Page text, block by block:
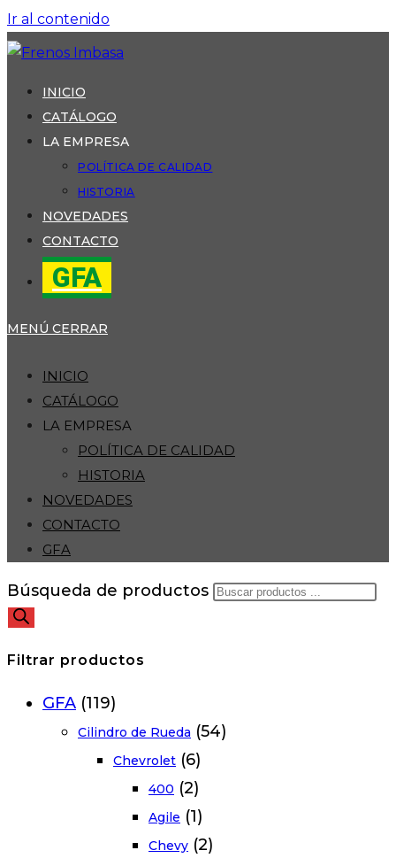
Ir al contenido
INICIO
CATÁLOGO
LA EMPRESA
POLÍTICA DE CALIDAD
HISTORIA
NOVEDADES
CONTACTO
GFA
MENÚ CERRAR
INICIO
CATÁLOGO
LA EMPRESA
POLÍTICA DE CALIDAD
HISTORIA
NOVEDADES
CONTACTO
GFA
Búsqueda de productos
Filtrar productos
GFA (119)
Cilindro de Rueda (54)
Chevrolet (6)
400 (2)
Agile (1)
Chevy (2)